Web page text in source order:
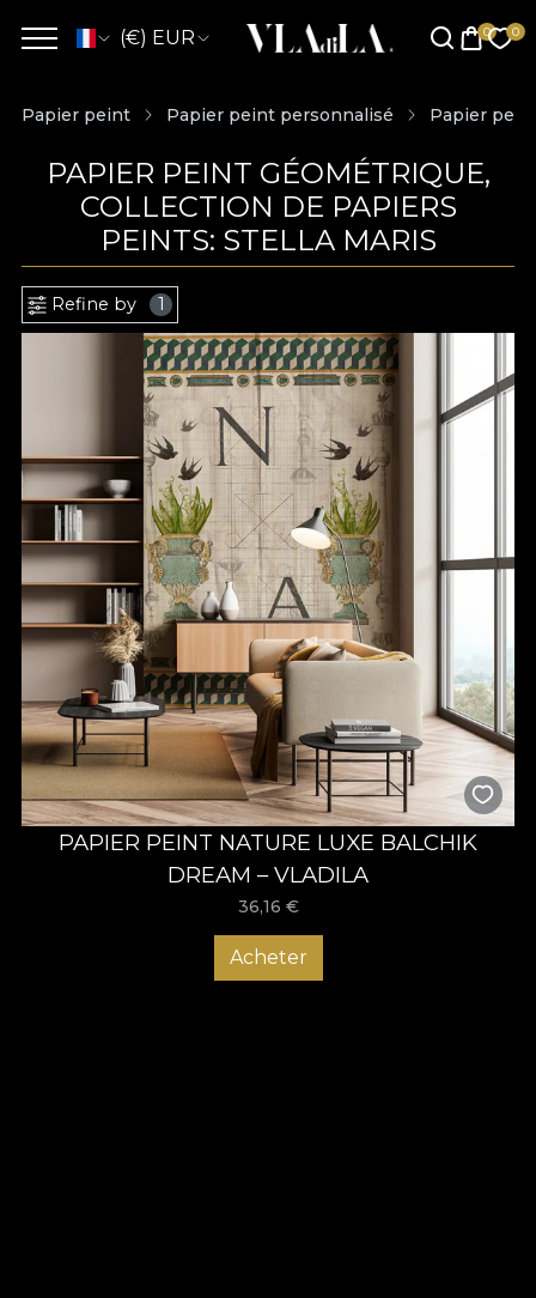
(€) EUR
Papier peint Papier peint personnalisé Papier
PAPIER PEINT GÉOMÉTRIQUE,
COLLECTION DE PAPIERS
PEINTS: STELLA MARIS
Refine by 1
PAPIER PEINT NATURE LUXE BALCHIK
DREAM – VLADILA
36,16 €
Acheter